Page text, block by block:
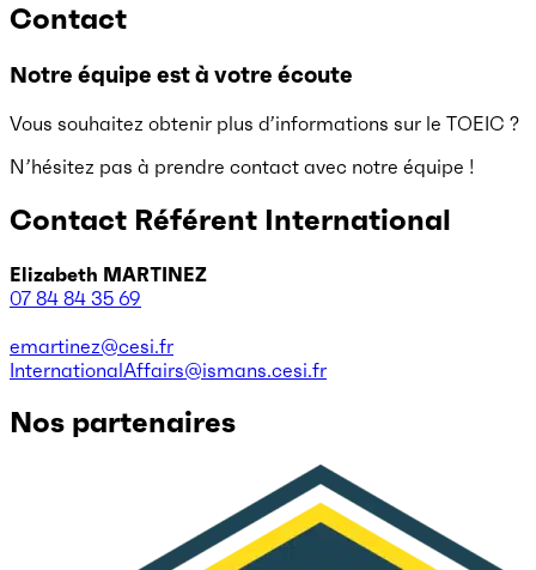
Contact
Notre équipe est à votre écoute
Vous souhaitez obtenir plus d’informations sur le TOEIC ?
N’hésitez pas à prendre contact avec notre équipe !
Contact Référent International
Elizabeth MARTINEZ
07 84 84 35 69
emartinez@cesi.fr
InternationalAffairs@ismans.cesi.fr
Nos partenaires